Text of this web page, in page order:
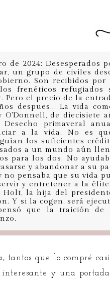
de 2024:
un grupo de civiles
Son recibidos
frenéticos refugiados
Pero el precio de la
despues... La vida
O'Donnell, de diecisiete
primaveral
a la vida. No es
los suficientes
a un mundo aún
para los dos. No
y abandonar a su
no pensaba que su vida
y entretener a la
Holt, la hija del
Y si la cogen, será
que la traición de
tantos que lo compré
y una